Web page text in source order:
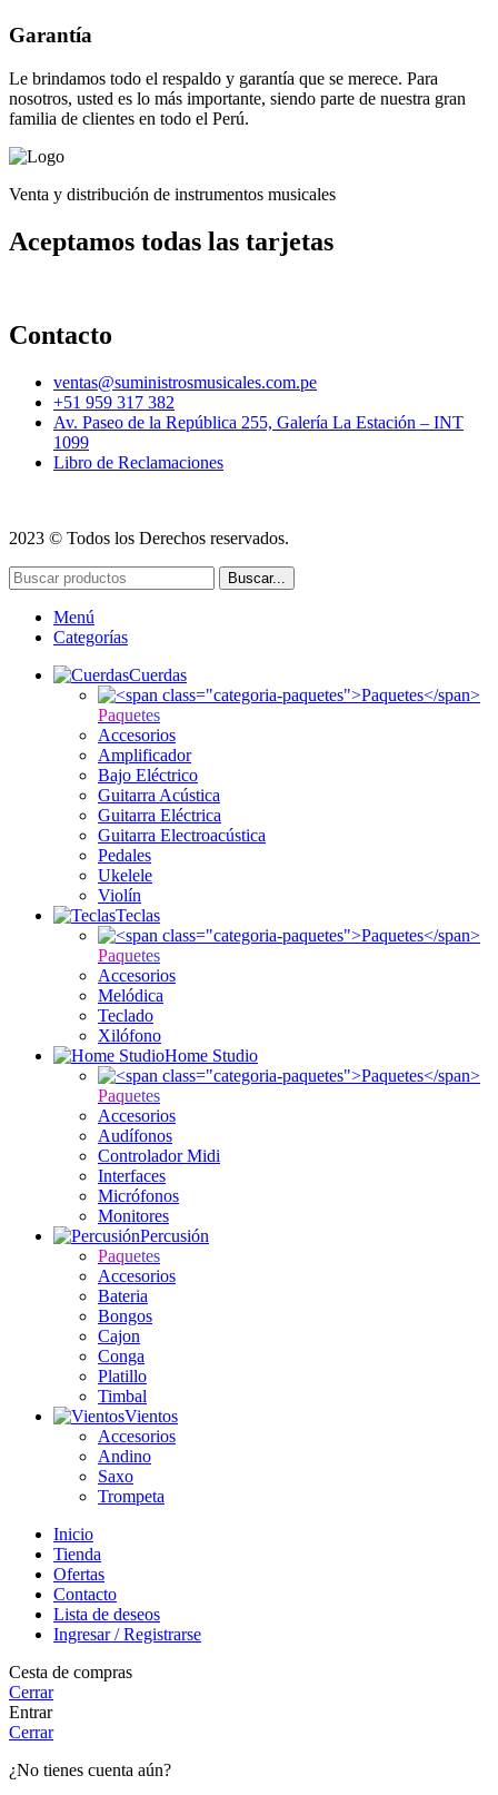
Garantía
Le brindamos todo el respaldo y garantía que se merece. Para
nosotros, usted es lo más importante, siendo parte de nuestra gran
familia de clientes en todo el Perú.
Venta y distribución de instrumentos musicales
Aceptamos todas las tarjetas
Contacto
ventas@suministrosmusicales.com.pe
+51 959 317 382
Av. Paseo de la República 255, Galería La Estación – INT
1099
Libro de Reclamaciones
2023 © Todos los Derechos reservados.
Buscar...
Menú
Categorías
Cuerdas
Paquetes
Accesorios
Amplificador
Bajo Eléctrico
Guitarra Acústica
Guitarra Eléctrica
Guitarra Electroacústica
Pedales
Ukelele
Violín
Teclas
Paquetes
Accesorios
Melódica
Teclado
Xilófono
Home Studio
Paquetes
Accesorios
Audífonos
Controlador Midi
Interfaces
Micrófonos
Monitores
Percusión
Paquetes
Accesorios
Bateria
Bongos
Cajon
Conga
Platillo
Timbal
Vientos
Accesorios
Andino
Saxo
Trompeta
Inicio
Tienda
Ofertas
Contacto
Lista de deseos
Ingresar / Registrarse
Cesta de compras
Cerrar
Entrar
Cerrar
¿No tienes cuenta aún?